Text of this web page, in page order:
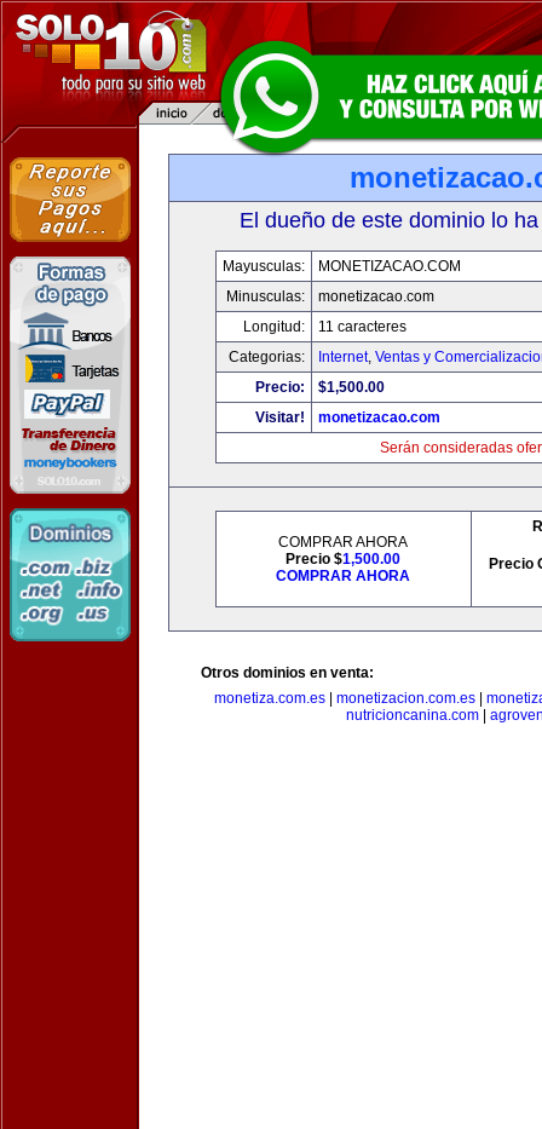
El dueño de este dominio lo
Mayusculas:
MONETIZACAO.COM
Minusculas:
monetizacao.com
Longitud:
11 caracteres
Categorias:
Internet, Ventas y
Precio:
$1,500.00
Visitar!
monetizacao.com
Serán consideradas
COMPRAR AHORA
Precio $1,500.00
COMPRAR AHORA
Precio
Otros dominios en venta:
monetiza.com.es| monetizacion.com.es|
nutricioncanina.com